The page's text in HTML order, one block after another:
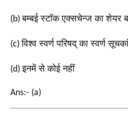
(b)बम्बई स्टॉक एक्सचेन्ज का शेयर
(c)विश्व स्वर्ण परिषद् का स्वर्ण
(d)इनमें से कोई नहीं
Ans:- (a)